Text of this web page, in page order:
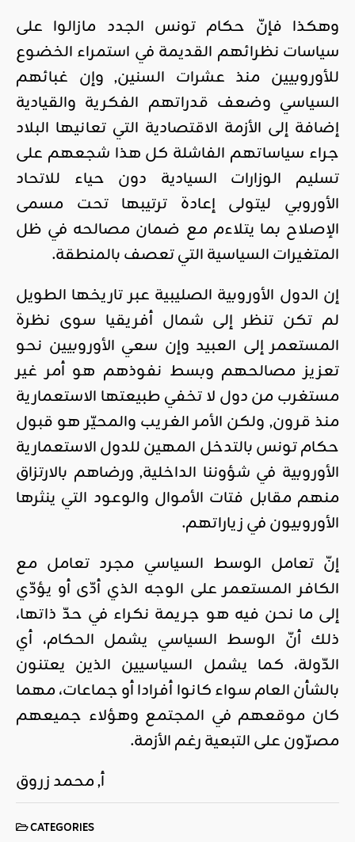
وهكذا فإنّ حكام تونس الجدد مازالوا على
سياسات نظرائهم القديمة في استمراء الخضوع
للأوروبيين منذ عشرات السنين, وإن غبائهم
السياسي وضعف قدراتهم الفكرية والقيادية
إضافة إلى الأزمة الاقتصادية التي تعانيها البلاد
جراء سياساتهم الفاشلة كل هذا شجعهم على
تسليم الوزارات السيادية دون حياء للاتحاد
الأوروبي ليتولى إعادة ترتيبها تحت مسمى
الإصلاح بما يتلاءم مع ضمان مصالحه في ظل
المتغيرات السياسية التي تعصف بالمنطقة.
إن الدول الأوروبية الصليبية عبر تاريخها الطويل
لم تكن تنظر إلى شمال أفريقيا سوى نظرة
المستعمر إلى العبيد وإن سعي الأوروبيين نحو
تعزيز مصالحهم وبسط نفوذهم هو أمر غير
مستغرب من دول لا تخفي طبيعتها الاستعمارية
منذ قرون, ولكن الأمر الغريب والمحيّر هو قبول
حكام تونس بالتدخل المهين للدول الاستعمارية
الأوروبية في شؤوننا الداخلية, ورضاهم بالارتزاق
منهم مقابل فتات الأموال والوعود التي ينثرها
الأوروبيون في زياراتهم.
إنّ تعامل الوسط السياسي مجرد تعامل مع
الكافر المستعمر على الوجه الذي أدّى أو يؤدّي
إلى ما نحن فيه هو جريمة نكراء في حدّ ذاتها،
ذلك أنّ الوسط السياسي يشمل الحكام، أي
الدّولة، كما يشمل السياسيين الذين يعتنون
بالشأن العام سواء كانوا أفرادا أو جماعات، مهما
كان موقعهم في المجتمع وهؤلاء جميعهم
مصرّون على التبعية رغم الأزمة.
أ, محمد زروق
CATEGORIES